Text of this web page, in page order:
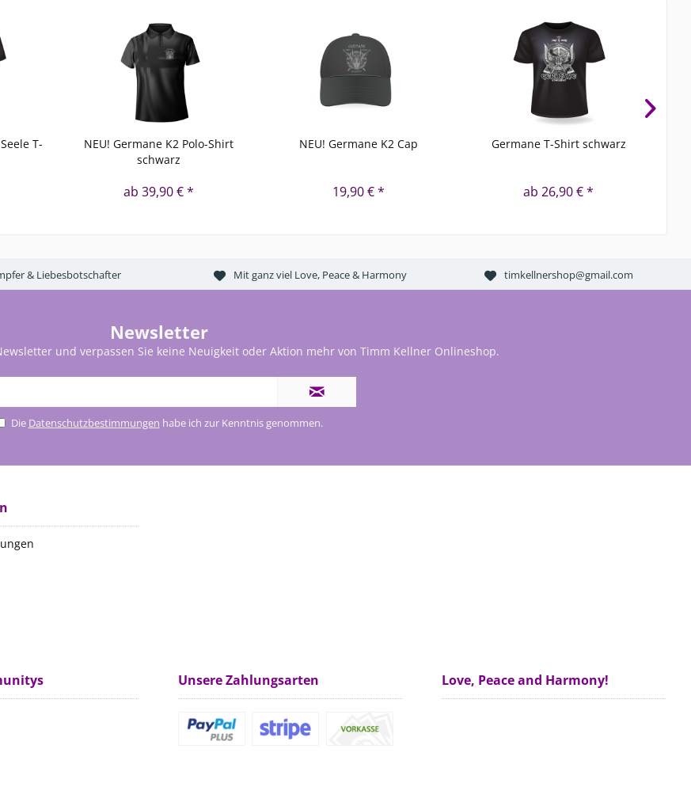
T-
NEU! Germane K2 Polo-Shirt
schwarz
ab 39,90 € *
NEU! Germane K2 Cap
19,90 € *
Germane T-Shirt schwarz
ab 26,90 € *
& Liebesbotschafter Mit ganz viel Love, Peace & Harmony timkellnershop@gmail.com
Newsletter
und verpassen Sie keine Neuigkeit oder Aktion mehr von Timm Kellner Onlineshop.
Die Datenschutzbestimmungen habe ich zur Kenntnis genommen.
Unsere Zahlungsarten Love, Peace and Harmony!